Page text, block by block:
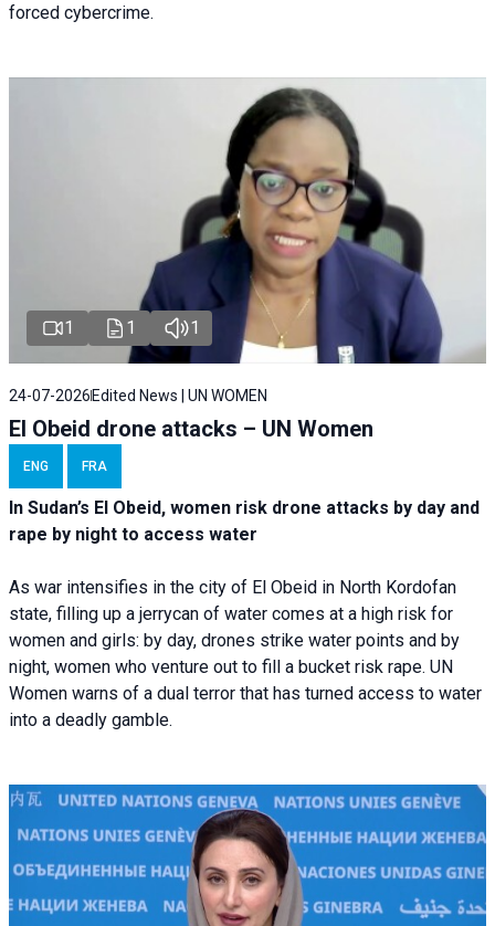
forced cybercrime.
1 1 1
24-07-2026 Edited News | UN WOMEN
El Obeid drone attacks – UN Women
ENG FRA
In Sudan’s El Obeid, women risk drone attacks by day and
rape by night to access water
As war intensifies in the city of El Obeid in North Kordofan
state, filling up a jerrycan of water comes at a high risk for
women and girls: by day, drones strike water points and by
night, women who venture out to fill a bucket risk rape. UN
Women warns of a dual terror that has turned access to water
into a deadly gamble.